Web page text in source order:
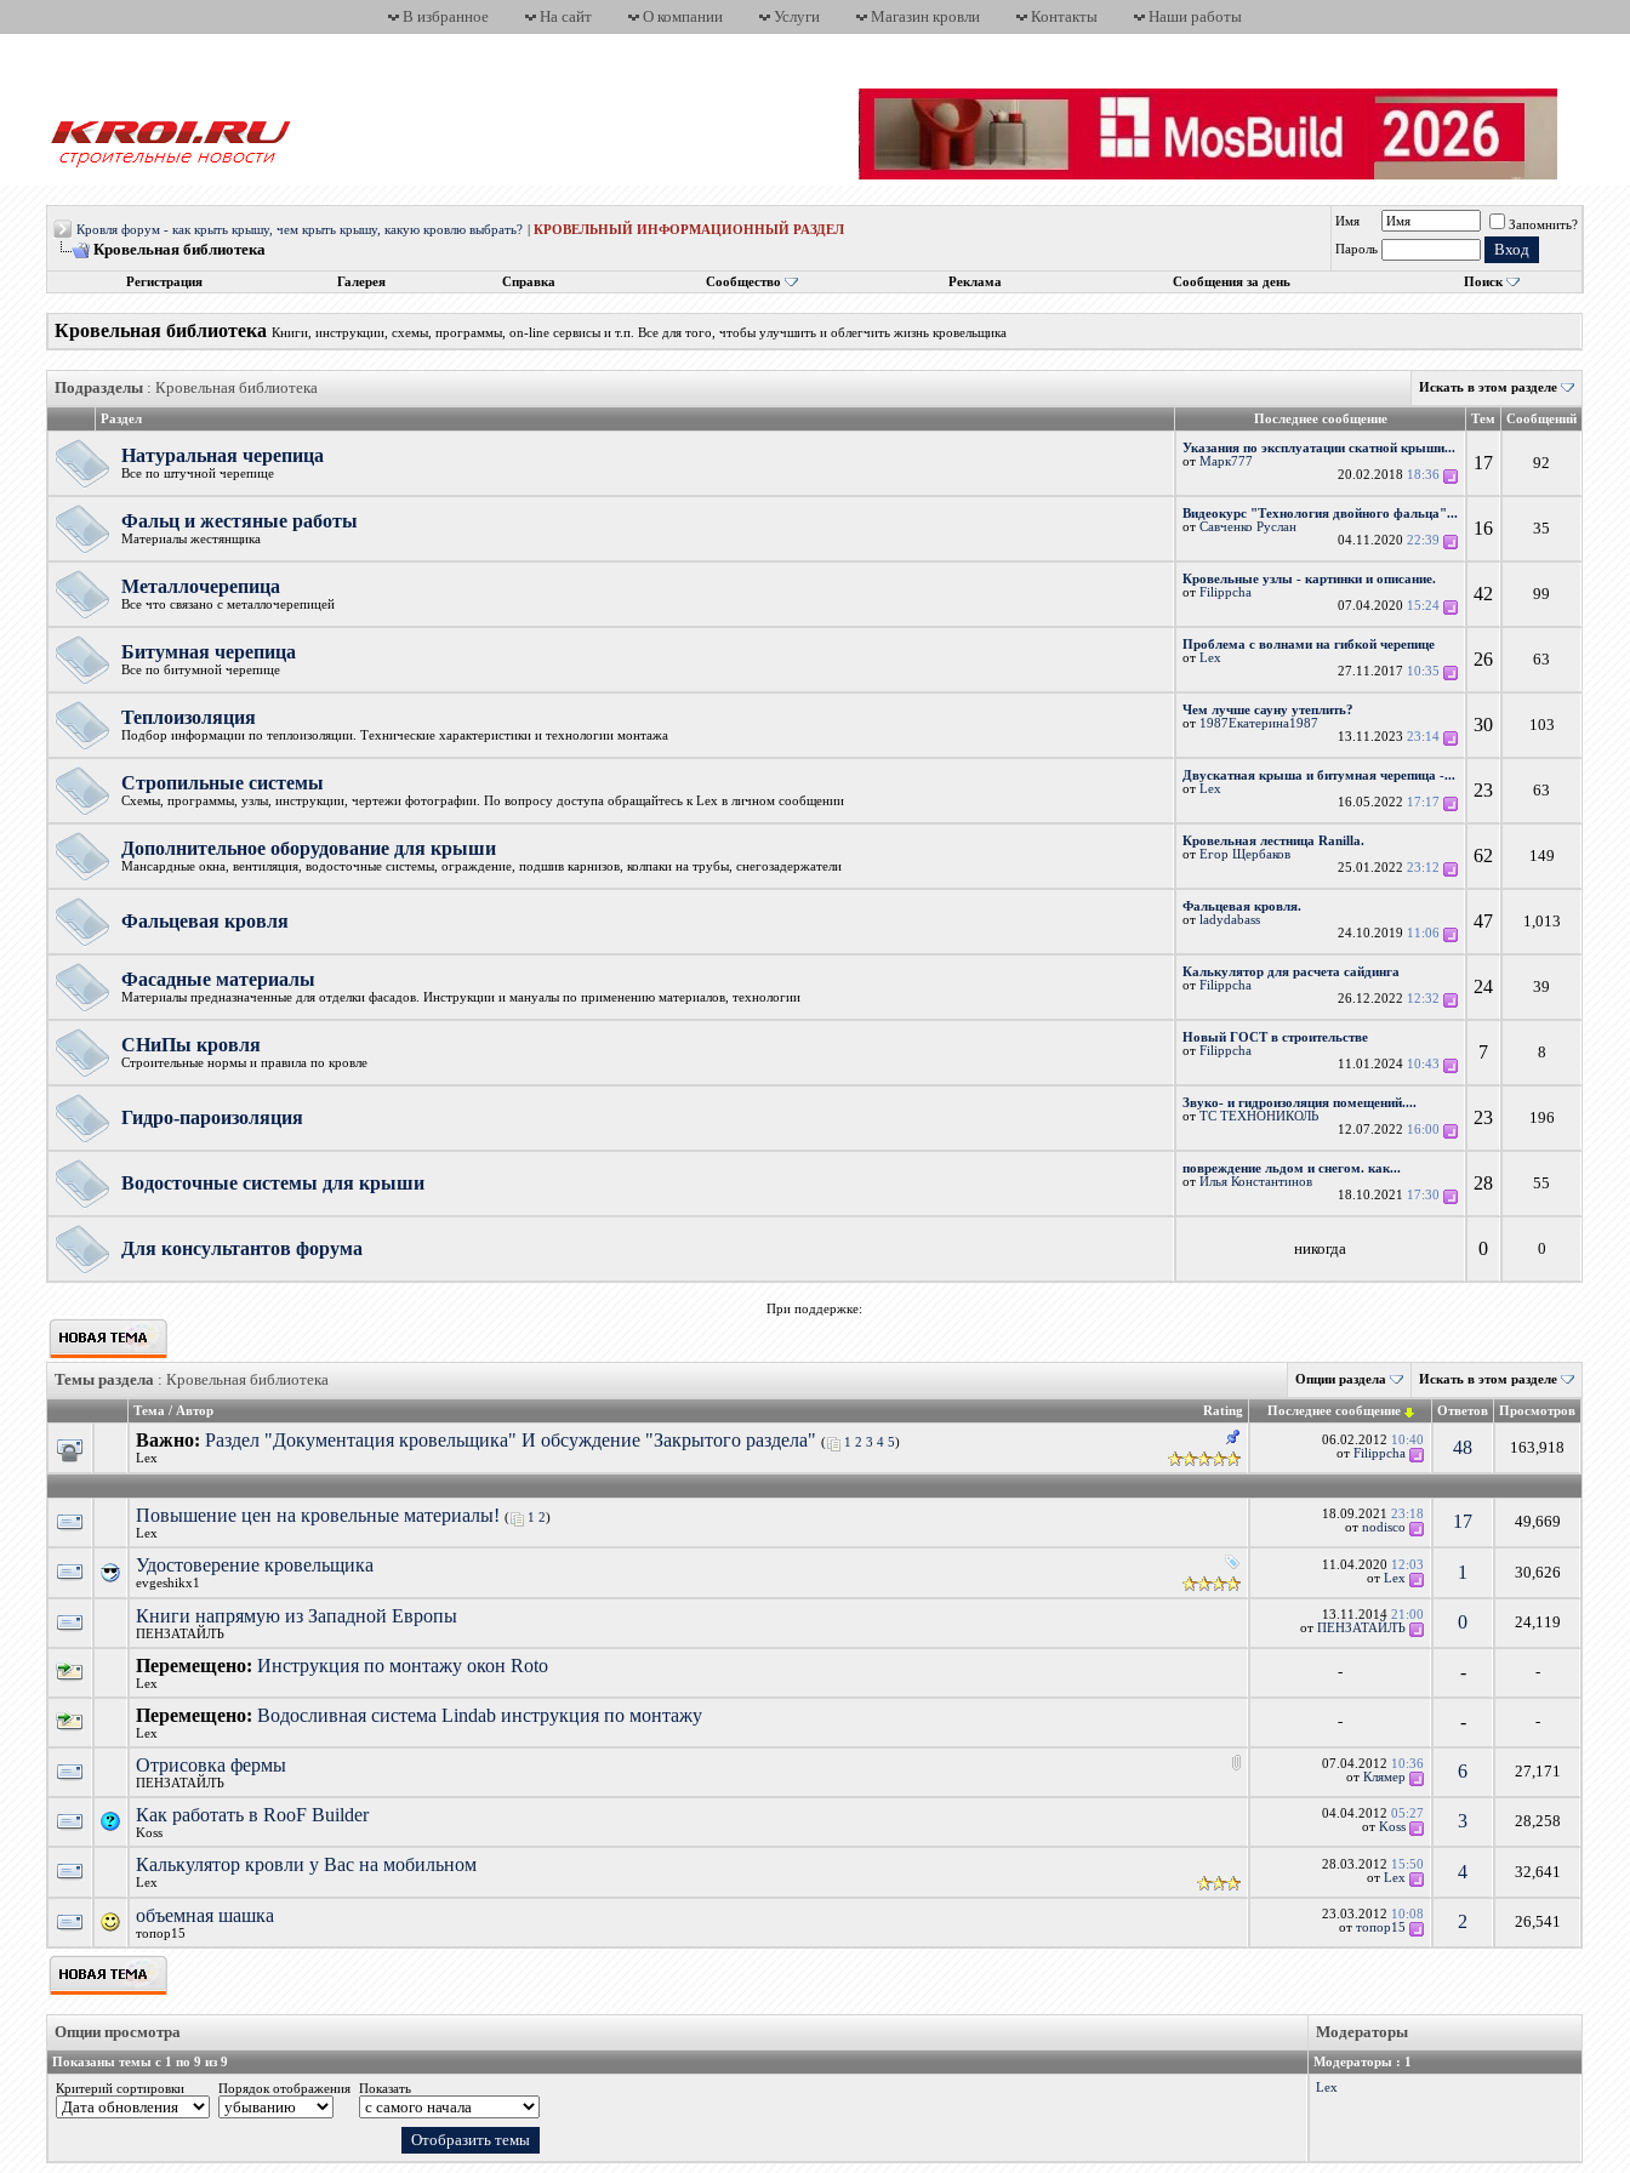
В избранное На сайт О компании Услуги Магазин кровли Контакты Наши работы
Кровля форум - как крыть крышу, чем крыть крышу, какую кровлю выбрать? |КРОВЕЛЬНЫЙ ИНФОРМАЦИОННЫЙ РАЗДЕЛ
Кровельная библиотека
Имя
Запомнить?
Пароль
Регистрация Галерея Справка Сообщество Реклама Сообщения за день Поиск
Кровельная библиотека Книги, инструкции, схемы, программы, on-line сервисы и т.п. Все для того, чтобы улучшить и облегчить жизнь кровельщика
Подразделы : Кровельная библиотека Искать в этом разделе
Раздел Последнее сообщение Тем Сообщений
Натуральная черепица
Все по штучной черепице
Указания по эксплуатации скатной крыши...
отМарк777
20.02.2018 18:36
17 92
Фальц и жестяные работы
Материалы жестянщика
Видеокурс "Технология двойного фальца"...
отСавченко Руслан
04.11.202022:39
16 35
Металлочерепица
Все что связано с металлочерепицей
Кровельные узлы - картинки и описание.
отFilippcha
07.04.2020 15:24
42 99
Битумная черепица
Все по битумной черепице
Проблема с волнами на гибкой черепице
отLex
27.11.2017 10:35
26 63
Теплоизоляция
Подбор информации по теплоизоляции. Технические характеристики и технологии монтажа
Чем лучше сауну утеплить?
от 1987Екатерина1987
13.11.202323:14
30 103
Стропильные системы
Схемы, программы, узлы, инструкции, чертежи фотографии. По вопросу доступа обращайтесь к Lex в личном сообщении
Двускатная крыша и битумная черепица -...
отLex
16.05.2022 17:17
23 63
Дополнительное оборудование для крыши
Мансардные окна, вентиляция, водосточные системы, ограждение, подшив карнизов, колпаки на трубы, снегозадержатели
Кровельная лестница Ranilla.
отЕгор Щербаков
25.01.202223:12
62 149
Фальцевая кровля
Фальцевая кровля.
отladydabass
24.10.2019 11:06
47 1,013
Фасадные материалы
Материалы предназначенные для отделки фасадов. Инструкции и мануалы по применению материалов, технологии
Калькулятор для расчета сайдинга
отFilippcha
26.12.2022 12:32
24 39
СНиПы кровля
Строительные нормы и правила по кровле
Новый ГОСТ в строительстве
отFilippcha
11.01.2024 10:43
7 8
Гидро-пароизоляция
Звуко- и гидроизоляция помещений....
отТС ТЕХНОНИКОЛЬ
12.07.2022 16:00
23 196
Водосточные системы для крыши
повреждение льдом и снегом. как...
отИлья Константинов
18.10.2021 17:30
28 55
Для консультантов форума никогда 0 0
При поддержке:
Темы раздела : Кровельная библиотека Опции раздела Искать в этом разделе
Rating
Тема / Автор Последнее сообщение Ответов Просмотров
Важно:Раздел "Документация кровельщика" И обсуждение "Закрытого раздела" ( 1 2 3 4 5)
Lex
06.02.2012 10:40
отFilippcha 48 163,918
Повышение цен на кровельные материалы! ( 1 2)
Lex
18.09.202123:18
отnodisco 17 49,669
Удостоверение кровельщика
evgeshikx1
11.04.2020 12:03
отLex 1 30,626
Книги напрямую из Западной Европы
ПЕНЗАТАЙЛЪ
13.11.201421:00
отПЕНЗАТАЙЛЪ 0 24,119
Перемещено:Инструкция по монтажу окон Roto
Lex
- - -
Перемещено:Водосливная система Lindab инструкция по монтажу
Lex
- - -
Отрисовка фермы
ПЕНЗАТАЙЛЪ
07.04.2012 10:36
отКлямер 6 27,171
Как работать в RooF Builder
Koss
04.04.201205:27
отKoss 3 28,258
Калькулятор кровли у Вас на мобильном
Lex
28.03.2012 15:50
отLex 4 32,641
объемная шашка
топор15
23.03.2012 10:08
оттопор15 2 26,541
Опции просмотра Модераторы
Показаны темы с 1 по 9 из 9
Модераторы : 1
Критерий сортировки
Порядок отображения Показать Lex